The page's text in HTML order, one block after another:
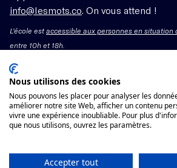
info@lesmots.co . On vous attend !
L'école estaccessible aux personnes en situation
entre 10h et 18h.
Mentions légales – CGV
Organisme de formation enregistré
11755662775 auprès du préfet de
Voir les conditions générales de vente
Nous utilisons des cookies
Nous pouvons les placer pour analyser les
améliorer notre site Web, afficher un contenu
vivre une expérience inoubliable. Pour plus
que nous utilisons, ouvrez les paramètres.
Accepter tout